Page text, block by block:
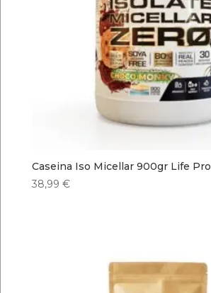
Caseina Iso Micellar 900gr Life Pro
38,99 €